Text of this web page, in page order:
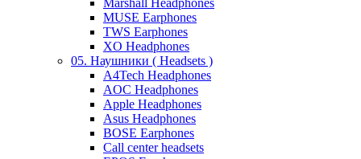
Marshall Headphones
MUSE Earphones
TWS Earphones
XO Headphones
05. Наушники ( Headsets )
A4Tech Headphones
AOC Headphones
Apple Headphones
Asus Headphones
BOSE Earphones
Call center headsets